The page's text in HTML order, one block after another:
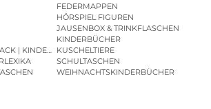
FEDERMAPPEN
HÖRSPIEL FIGUREN
JAUSENBOX & TRINKFLASCHEN
KINDERBÜCHER
| KINDERGARTENBEUTEL
KUSCHELTIERE
SCHULTASCHEN
WEIHNACHTSKINDERBÜCHER